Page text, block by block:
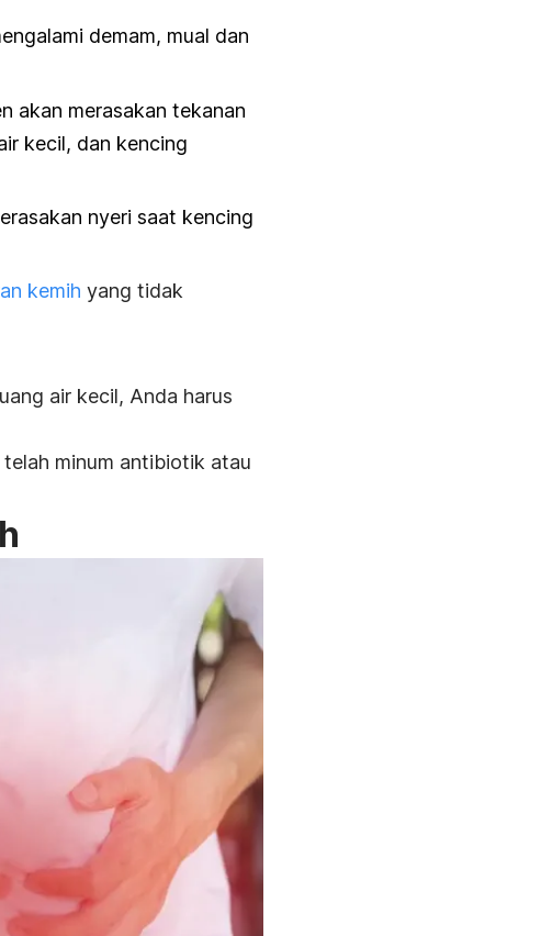
demam, mual dan
akan merasakan tekanan
kecil, dan kencing
nyeri saat kencing
kemih yang tidak
air kecil, Anda harus
minum antibiotik atau